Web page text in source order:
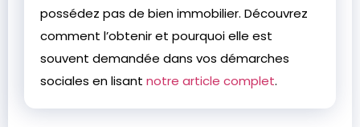
possédez pas de bien immobilier. Découvrez
comment l’obtenir et pourquoi elle est
souvent demandée dans vos démarches
sociales en lisant notre article complet.